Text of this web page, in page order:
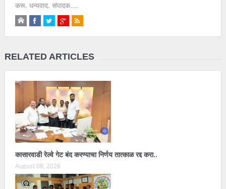
करू. धन्यवाद. संपादक....
RELATED ARTICLES
कासारवाडी रेल्वे गेट बंद करण्याचा निर्णय तात्काळ रद्द करा..
August 08, 2026